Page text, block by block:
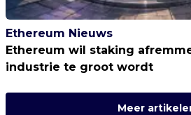
Ethereum Nieuws
Ethereum wil staking
industrie te groot wordt
Meer